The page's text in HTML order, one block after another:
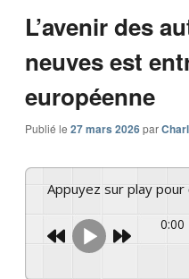
L’avenir des
neuves est
européenne
Publié le 27 mars 2026par
Appuyez sur play
0:00